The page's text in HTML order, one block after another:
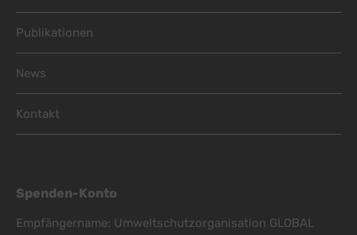
Publikationen
News
Kontakt
Spenden-Konto
Empfängername: Umweltschutzorganisation GLOBAL